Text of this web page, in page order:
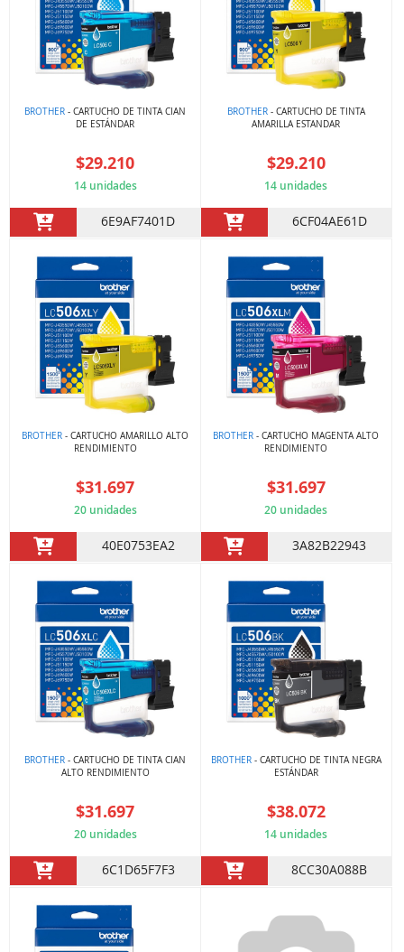
BROTHER - CARTUCHO DE TINTA CIAN
DE ESTÁNDAR
$29.210
14 unidades
6E9AF7401D
BROTHER- CARTUCHO DE TINTA
AMARILLA ESTANDAR
$29.210
14 unidades
6CF04AE61D
BROTHER - CARTUCHO AMARILLO ALTO
RENDIMIENTO
$31.697
20 unidades
40E0753EA2
BROTHER - CARTUCHO MAGENTA ALTO
RENDIMIENTO
$31.697
20 unidades
3A82B22943
BROTHER - CARTUCHO DE TINTA CIAN
ALTO RENDIMIENTO
$31.697
20 unidades
6C1D65F7F3
BROTHER- CARTUCHO DE TINTA NEGRA
ESTÁNDAR
$38.072
14 unidades
8CC30A088B